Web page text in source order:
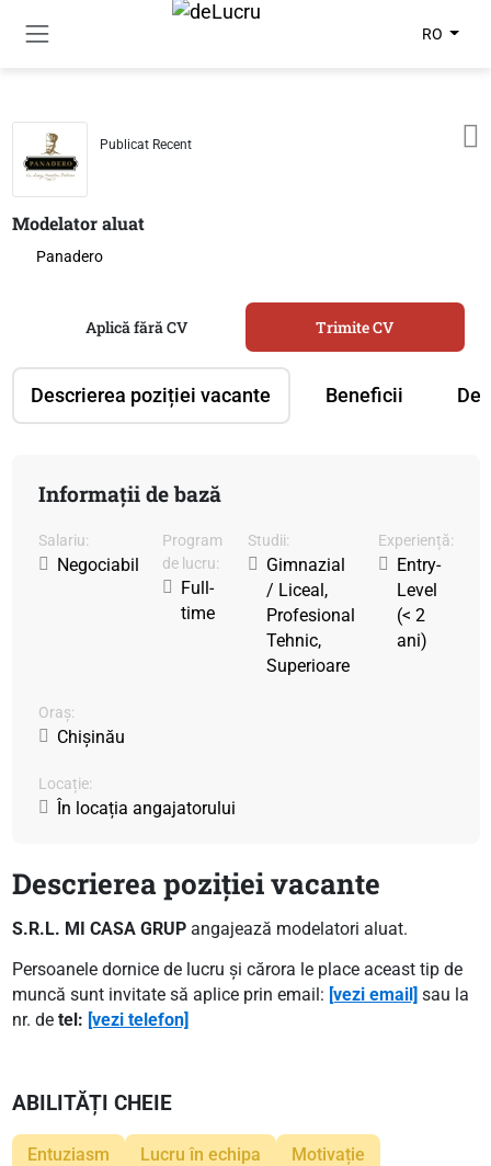
RO
Publicat Recent
Modelator aluat
Panadero
Descrierea poziției vacante Beneficii
Aplică fără CV Trimite CV
Informații de bază
Salariu:
Negociabil
Program
de lucru:
Full-
time
Studii:
Gimnazial
/ Liceal,
Profesional
Tehnic,
Superioare
Experiență:
Entry-
Level
(< 2
ani)
Oraș:
Chișinău
Locație:
În locația angajatorului
Descrierea poziției vacante
S.R.L. MI CASA GRUPangajează modelatori aluat.
Persoanele dornice de lucru și cărora le place aceast tip de
muncă sunt invitate să aplice prin email: [vezi email] sau la
nr. de tel: [vezi telefon]
ABILITĂȚI CHEIE
Entuziasm Lucru în echipa
Motivație